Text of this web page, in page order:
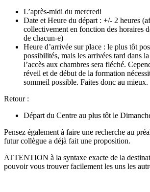
L’après-midi du mercredi
Date et Heure du départ : +/- 2 heures
collectivement en fonction des horaires
de chacun-e)
Heure d’arrivée sur place : le plus tôt
possibilités, mais les arrivées tard dans
l’accès aux chambres sera fléché.
réveil et de début de la formation
sommeil possible. Faites donc au mieux.
Retour :
Départ du Centre au plus tôt le
Pensez également à faire une recherche au
futur collègue a déjà fait une proposition.
ATTENTION à la syntaxe exacte de la
pouvoir vous trouver facilement les uns les